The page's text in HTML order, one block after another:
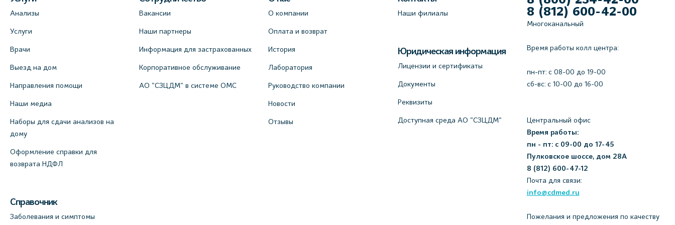
Анализы
Услуги
Врачи
Выезд на дом
Направления помощи
Наши медиа
Наборы для сдачи анализов на
дому
Оформление справки для
возврата НДФЛ
Справочник
Заболевания и симптомы
Вакансии
Наши партнеры
Информация для застрахованных
Корпоративное обслуживание
АО "СЗЦДМ" в системе ОМС
О компании
Оплата и возврат
История
Лаборатория
Руководство компании
Новости
Отзывы
Наши филиалы
Юридическая информация
Лицензии и сертификаты
Документы
Реквизиты
Доступная среда АО "СЗЦДМ"
8 (812) 600-42-00
Многоканальный
Время работы колл центра:
пн-пт: c 08-00 до 19-00
сб-вс: с 10-00 до 16-00
Центральный офис
Время работы:
пн - пт: с 09-00 до 17-45
Пулковское шоссе, дом 28А
8 (812) 600-47-12
Почта для связи:
info@cdmed.ru
Пожелания и предложения по качеству